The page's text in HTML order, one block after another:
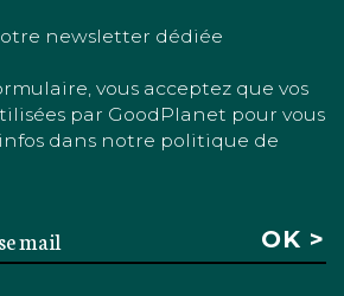
newsletter dédiée
vous acceptez que vos
par GoodPlanet pour vous
dans notre politique de